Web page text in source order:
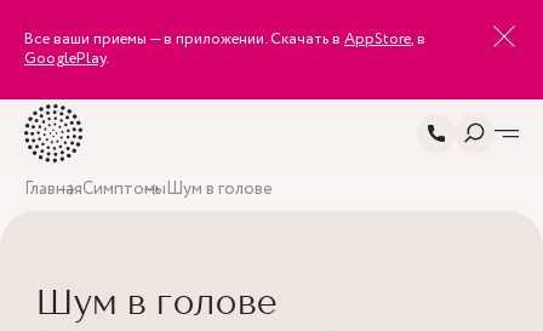
Все ваши приемы — в приложении. Скачать в AppStore, в
GooglePlay.
ГлавнаяСимптомыШум в голове
Шум в голове